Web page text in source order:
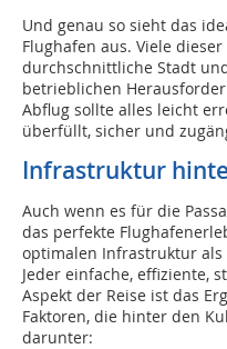
Und genau so sieht das
Flughafen aus. Viele
durchschnittliche Stadt
betrieblichen
Abflug sollte alles leicht
überfüllt, sicher und
Infrastruktur
Auch wenn es für die
das perfekte
optimalen Infrastruktur
Jeder einfache, effiziente,
Aspekt der Reise ist das
Faktoren, die hinter den
darunter: